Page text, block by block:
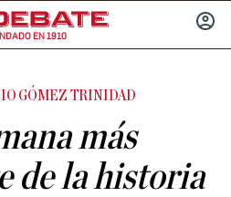
EN 1910
GÓMEZ TRINIDAD
más
de la historia